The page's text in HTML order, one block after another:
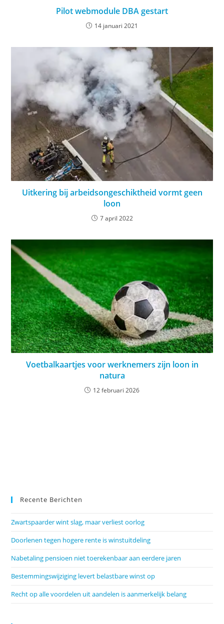
Pilot webmodule DBA gestart
14 januari 2021
Uitkering bij arbeidsongeschiktheid vormt geen
loon
7 april 2022
Voetbalkaartjes voor werknemers zijn loon in
natura
12 februari 2026
Recente Berichten
Zwartspaarder wint slag, maar verliest oorlog
Doorlenen tegen hogere rente is winstuitdeling
Nabetaling pensioen niet toerekenbaar aan eerdere jaren
Bestemmingswijziging levert belastbare winst op
Recht op alle voordelen uit aandelen is aanmerkelijk belang